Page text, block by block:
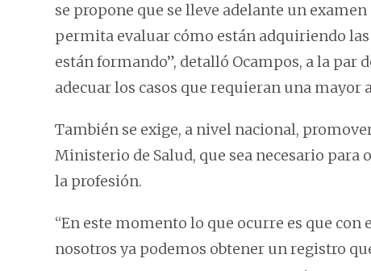
se propone que se lleve adelante un
permita evaluar cómo están adquiriendo
están formando”, detalló Ocampos, a la par
adecuar los casos que requieran una mayor
También se exige, a nivel nacional,
Ministerio de Salud, que sea necesario
la profesión.
“En este momento lo que ocurre es que
nosotros ya podemos obtener un registro